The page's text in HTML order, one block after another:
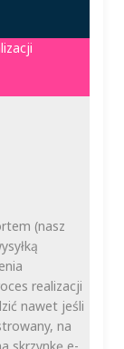
(nasz
realizacji
nawet jeśli
na